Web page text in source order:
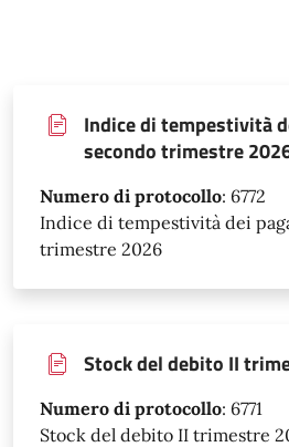
Indice di tempestività
secondo trimestre
Numero di protocollo: 6772
Indice di tempestività dei
trimestre 2026
Stock del debito II
Numero di protocollo: 6771
Stock del debito II trimestre